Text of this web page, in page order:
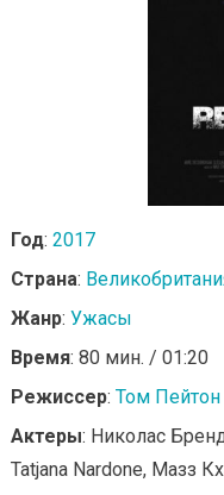
Год: 2017
Страна:
Жанр: Ужасы
Время: 80 мин. / 01:20
Режиссер: Том Пейтон
Актеры: Николас
Tatjana Nardone, Мазз